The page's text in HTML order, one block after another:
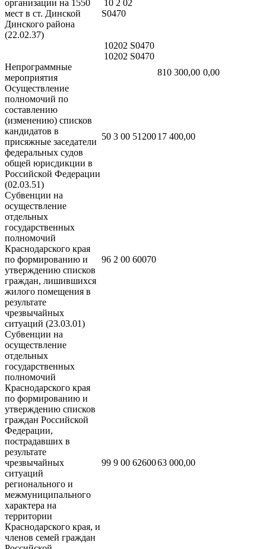
организации на 1550
мест в ст. Динской
Динского района
(22.02.37)
10 2 02
S0470
10202 S0470
10202 S0470
Непрограммные
мероприятия
810 300,00 0,00
Осуществление
полномочий по
составлению
(изменению) списков
кандидатов в
присяжные заседатели
федеральных судов
общей юрисдикции в
Российской Федерации
(02.03.51)
50 3 00 5120017 400,00
Субвенции на
осуществление
отдельных
государственных
полномочий
Краснодарского края
по формированию и
утверждению списков
граждан, лишившихся
жилого помещения в
результате
чрезвычайных
ситуаций (23.03.01)
96 2 00 60070
Субвенции на
осуществление
отдельных
государственных
полномочий
Краснодарского края
по формированию и
утверждению списков
граждан Российской
Федерации,
пострадавших в
результате
чрезвычайных
ситуаций
регионального и
межмуниципального
характера на
территории
Краснодарского края, и
членов семей граждан
99 9 00 6260063 000,00